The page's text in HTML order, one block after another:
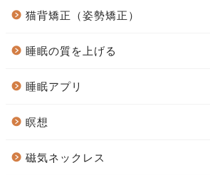
猫背矯正（姿勢矯正）
睡眠の質を上げる
睡眠アプリ
瞑想
磁気ネックレス